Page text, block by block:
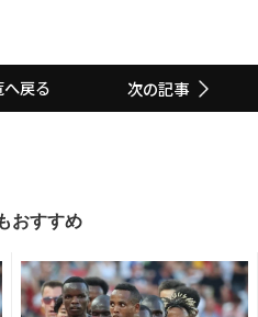
へ戻る 次の記事
おすすめ